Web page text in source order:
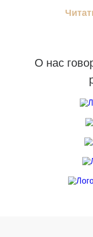
О нас